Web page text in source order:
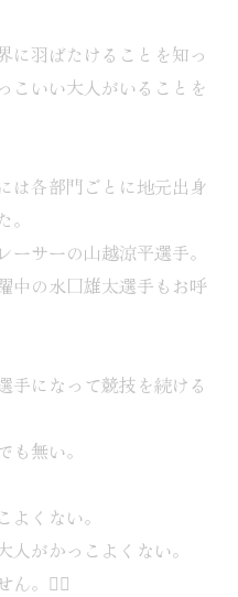
に羽ばたけることを知っ
こいい大人がいることを
は各部門ごとに地元出身
サーの山越涼平選手。
中の水口雄太選手もお呼
手になって競技を続ける
無い。
くない。
がかっこよくない。
ん。🙅‍♀️